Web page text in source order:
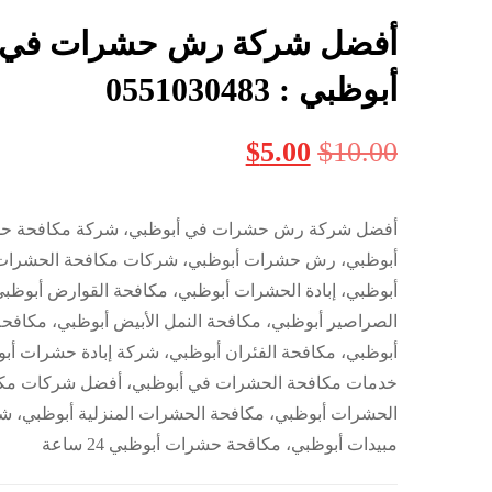
أفضل شركة رش حشرات
أبوظبي : 0551030483
$10.00
$5.00
أفضل شركة رش حشرات في أبوظبي، شركة مكافحة
أبوظبي، رش حشرات أبوظبي، شركات مكافحة
أبوظبي، إبادة الحشرات أبوظبي، مكافحة القوارض
الصراصير أبوظبي، مكافحة النمل الأبيض أبوظبي،
أبوظبي، مكافحة الفئران أبوظبي، شركة إبادة حشرات
خدمات مكافحة الحشرات في أبوظبي، أفضل شركات
الحشرات أبوظبي، مكافحة الحشرات المنزلية
مبيدات أبوظبي، مكافحة حشرات أبوظبي 24 ساعة